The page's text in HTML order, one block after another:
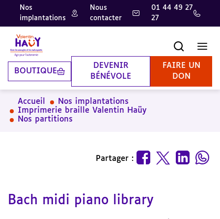
Aller
contenu
principal
Aller
pied
de
page
Aller
la
recherche
Nos
implantations
Nous
contacter
01 44 49 27
27
BOUTIQUE
DEVENIR
BÉNÉVOLE
FAIRE UN
DON
Accueil
Nos implantations
Imprimerie braille Valentin Haüy
Nos partitions
Partager :
Bach midi piano library